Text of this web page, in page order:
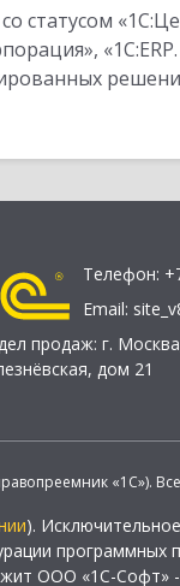
статусом
Телефон:
Email:
продаж: г. Москва
дом 21
«1С»).
).
программных
ООО «1С-Софт»